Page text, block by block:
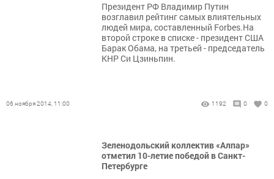
Президент РФ Владимир Путин
возглавил рейтинг самых влиятельных
людей мира, составленный Forbes.На
второй строке в списке - президент США
Барак Обама, на третьей - председатель
КНР Си Цзиньпин.
06 ноября 2014, 11:00 1192 0 0
Зеленодольский коллектив «Алпар»
отметил 10-летие победой в Санкт-
Петербурге